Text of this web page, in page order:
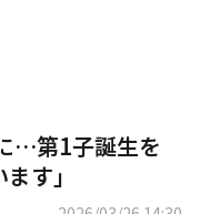
…第1子誕生を
す」